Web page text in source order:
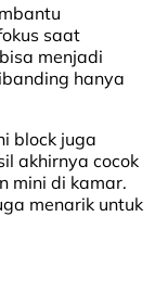
saat
menjadi
hanya
block juga
akhirnya cocok
mini di kamar.
menarik untuk